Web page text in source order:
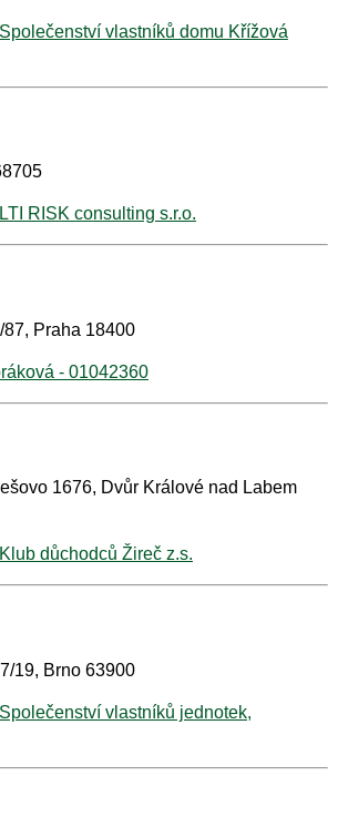
Společenství vlastníků domu Křížová
LTI RISK consulting s.r.o.
Praha 18400
- 01042360
1676, Dvůr Králové nad Labem
Klub důchodců Žireč z.s.
19, Brno 63900
Společenství vlastníků jednotek,